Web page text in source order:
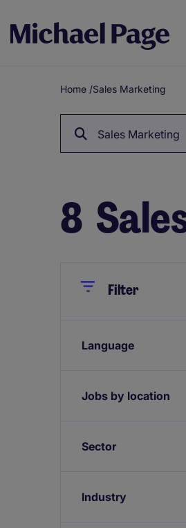
Breadcrumb
Home /Sales Marketing
Sales Marketing
8
CloseFilter
Language
Jobs by location
Sector
Industry